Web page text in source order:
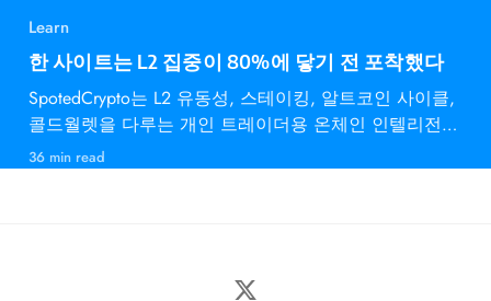
Learn
한 사이트는 L2 집중이 80%에 닿기 전 포착했다
SpotedCrypto는 L2 유동성, 스테이킹, 알트코인 사이클,
콜드월렛을 다루는 개인 트레이더용 온체인 인텔리전스
다.
36 min read